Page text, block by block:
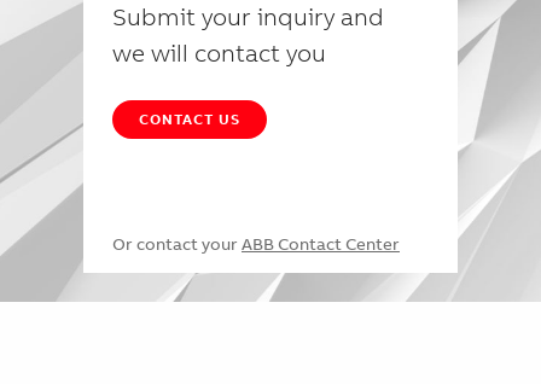
Submit your inquiry and
we will contact you
CONTACT US
Or contact your ABB Contact Center